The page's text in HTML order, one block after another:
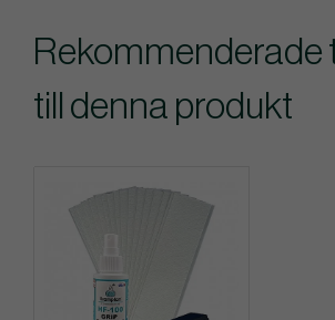
Rekommenderade
till denna produkt